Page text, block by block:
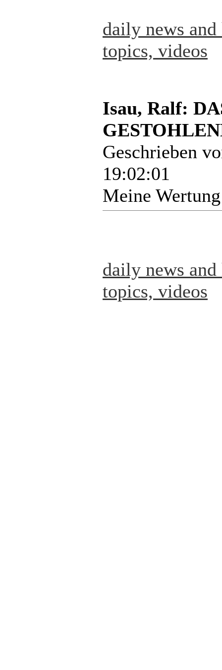
daily news
topics, videos
Isau, Ralf:
Geschrieben
19:02:01
Meine
daily news
topics, videos